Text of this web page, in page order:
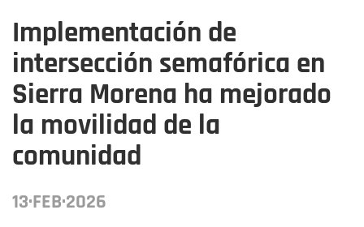
Implementación de
intersección semafórica en
Sierra Morena ha mejorado
la movilidad de la
comunidad
13·FEB·2026